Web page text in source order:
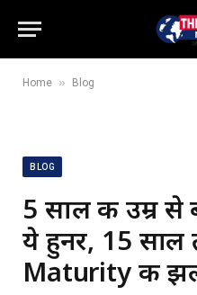
Home » Blog
BLOG
5 साल की उम्र
ये हुनर, 15 साल
Maturity की